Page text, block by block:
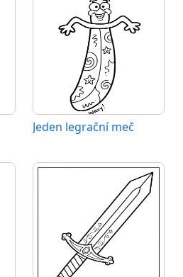
Jeden legrační meč